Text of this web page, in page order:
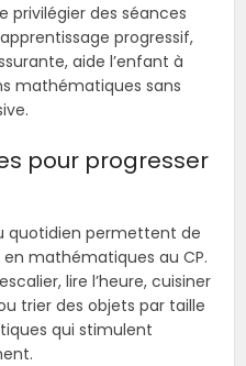
privilégier des séances
progressif,
aide l’enfant à
mathématiques sans
pour progresser
quotidien permettent de
mathématiques au CP.
lire l’heure, cuisiner
trier des objets par taille
qui stimulent